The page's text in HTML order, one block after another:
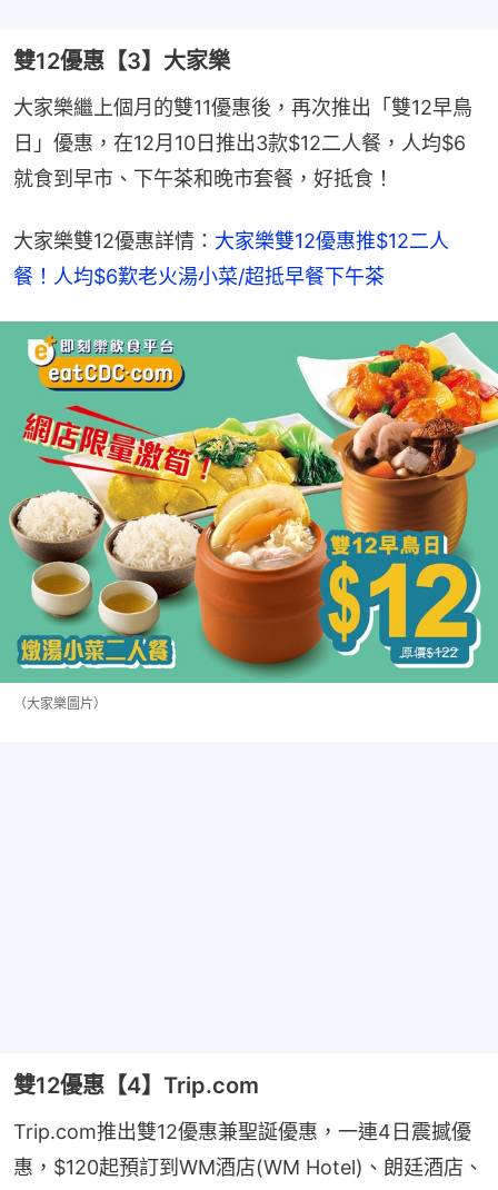
雙12優惠【3】大家樂
大家樂繼上個月的雙11優惠後，再次推出「雙12早鳥
日」優惠，在12月10日推出3款$12二人餐，人均$6
就食到早市、下午茶和晚市套餐，好抵食！
大家樂雙12優惠詳情： 大家樂雙12優惠推$12二人
餐！人均$6歎老火湯小菜/超抵早餐下午茶
（大家樂圖片）
雙12優惠【4】Trip.com
Trip.com推出雙12優惠兼聖誕優惠，一連4日震撼優
惠，$120起預訂到WM酒店(WM Hotel)、朗廷酒店、